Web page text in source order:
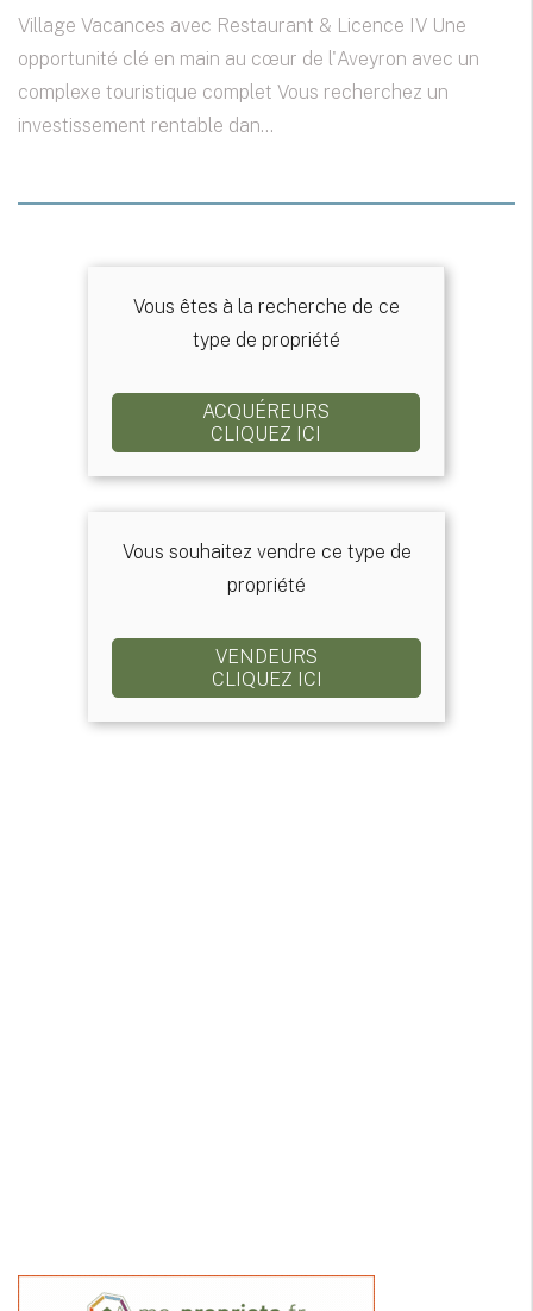
Village Vacances avec Restaurant & Licence IV Une
opportunité clé en main au cœur de l'Aveyron avec un
complexe touristique complet Vous recherchez un
investissement rentable dan...
Vous êtes à la recherche de ce
type de propriété
ACQUÉREURS
CLIQUEZ ICI
Vous souhaitez vendre ce type de
propriété
VENDEURS
CLIQUEZ ICI